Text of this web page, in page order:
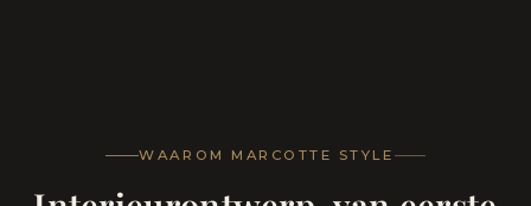
WAAROM MARCOTTE STYLE